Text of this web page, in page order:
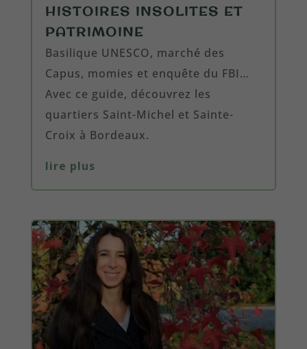
HISTOIRES INSOLITES ET
PATRIMOINE
Basilique UNESCO, marché des
Capus, momies et enquête du FBI…
Avec ce guide, découvrez les
quartiers Saint-Michel et Sainte-
Croix à Bordeaux.
lire plus